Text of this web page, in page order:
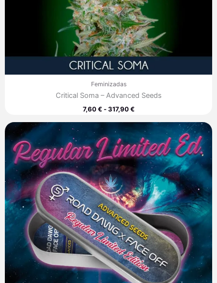
Feminizadas
Critical Soma – Advanced Seeds
7,60€ - 317,90€